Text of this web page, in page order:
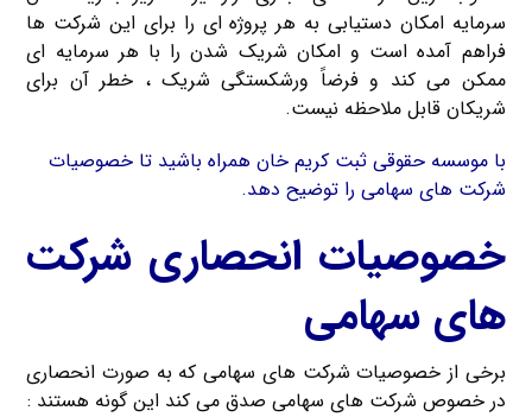
سرمایه امکان دستیابی به هر پروژه ای را برای این شرکت ها
فراهم آمده است و امکان شریک شدن را با هر سرمایه ای
ممکن می کند و فرضاً ورشکستگی شریک ، خطر آن برای
شریکان قابل ملاحظه نیست.
با موسسه حقوقی ثبت کریم خان همراه باشید تا خصوصیات
شرکت های سهامی را توضیح دهد.
خصوصیات انحصاری شرکت
های سهامی
برخی از خصوصیات شرکت های سهامی که به صورت انحصاری
در خصوص شرکت های سهامی صدق می کند این گونه هستند :